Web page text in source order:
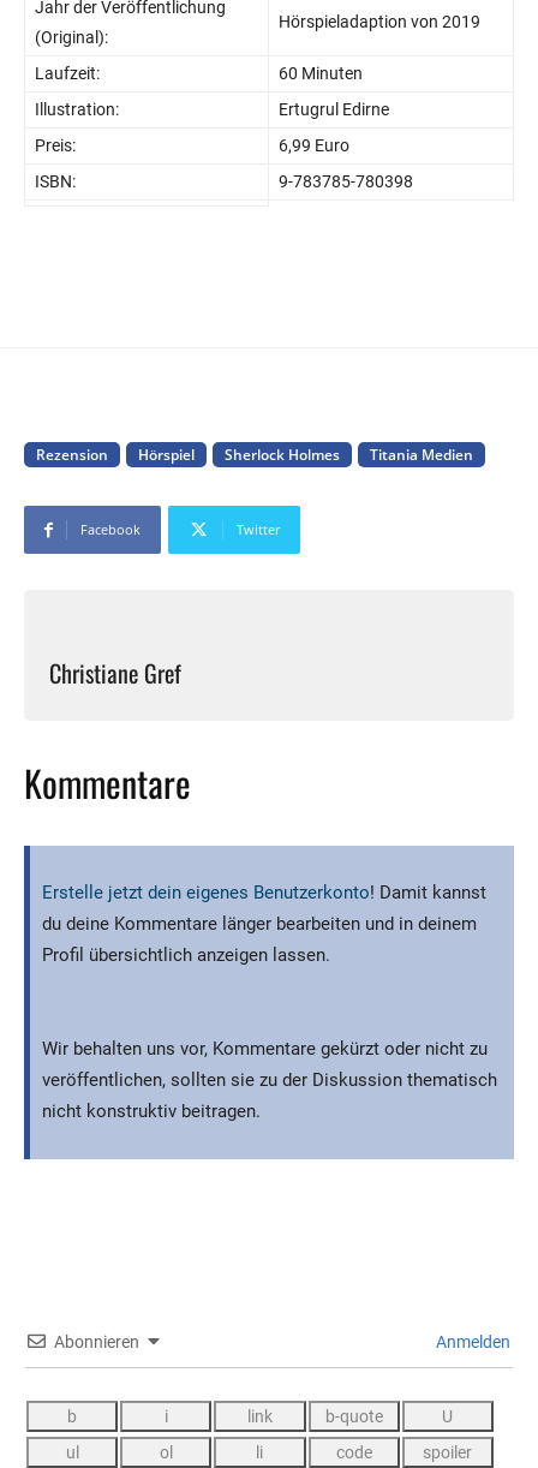
Jahr der Veröffentlichung
(Original):
Hörspieladaption von 2019
Laufzeit:
60 Minuten
Illustration:
Ertugrul Edirne
Preis:
6,99 Euro
ISBN:
9-783785-780398
Rezension Hörspiel Sherlock Holmes Titania Medien
Facebook Twitter
Christiane Gref
Kommentare
Erstelle jetzt dein eigenes Benutzerkonto! Damit kannst
du deine Kommentare länger bearbeiten und in deinem
Profil übersichtlich anzeigen lassen.
Wir behalten uns vor, Kommentare gekürzt oder nicht zu
veröffentlichen, sollten sie zu der Diskussion thematisch
nicht konstruktiv beitragen.
Abonnieren Anmelden